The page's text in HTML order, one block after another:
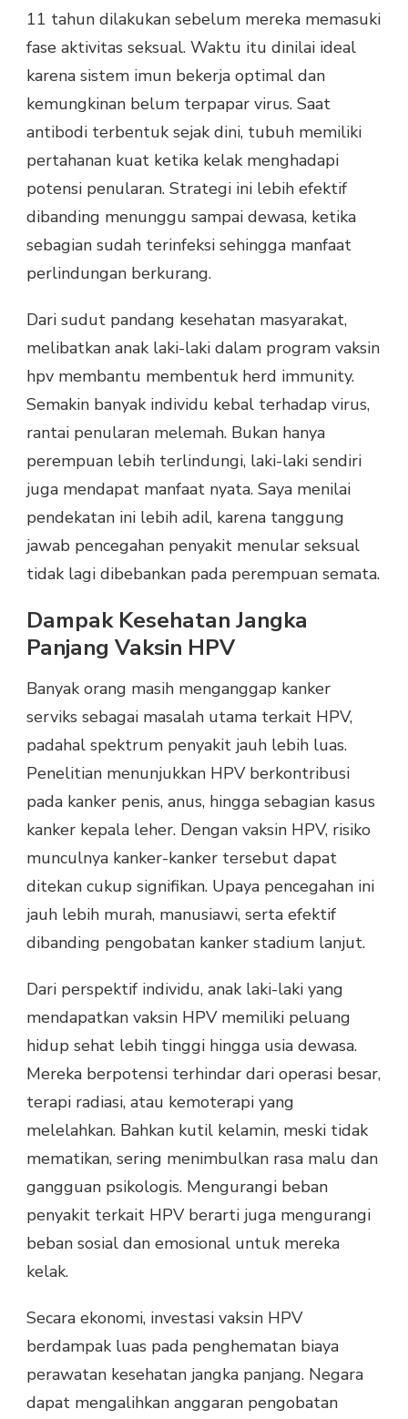
11 tahun dilakukan sebelum mereka memasuki
fase aktivitas seksual. Waktu itu dinilai ideal
karena sistem imun bekerja optimal dan
kemungkinan belum terpapar virus. Saat
antibodi terbentuk sejak dini, tubuh memiliki
pertahanan kuat ketika kelak menghadapi
potensi penularan. Strategi ini lebih efektif
dibanding menunggu sampai dewasa, ketika
sebagian sudah terinfeksi sehingga manfaat
perlindungan berkurang.
Dari sudut pandang kesehatan masyarakat,
melibatkan anak laki-laki dalam program vaksin
hpv membantu membentuk herd immunity.
Semakin banyak individu kebal terhadap virus,
rantai penularan melemah. Bukan hanya
perempuan lebih terlindungi, laki-laki sendiri
juga mendapat manfaat nyata. Saya menilai
pendekatan ini lebih adil, karena tanggung
jawab pencegahan penyakit menular seksual
tidak lagi dibebankan pada perempuan semata.
Dampak Kesehatan Jangka
Panjang Vaksin HPV
Banyak orang masih menganggap kanker
serviks sebagai masalah utama terkait HPV,
padahal spektrum penyakit jauh lebih luas.
Penelitian menunjukkan HPV berkontribusi
pada kanker penis, anus, hingga sebagian kasus
kanker kepala leher. Dengan vaksin HPV, risiko
munculnya kanker-kanker tersebut dapat
ditekan cukup signifikan. Upaya pencegahan ini
jauh lebih murah, manusiawi, serta efektif
dibanding pengobatan kanker stadium lanjut.
Dari perspektif individu, anak laki-laki yang
mendapatkan vaksin HPV memiliki peluang
hidup sehat lebih tinggi hingga usia dewasa.
Mereka berpotensi terhindar dari operasi besar,
terapi radiasi, atau kemoterapi yang
melelahkan. Bahkan kutil kelamin, meski tidak
mematikan, sering menimbulkan rasa malu dan
gangguan psikologis. Mengurangi beban
penyakit terkait HPV berarti juga mengurangi
beban sosial dan emosional untuk mereka
kelak.
Secara ekonomi, investasi vaksin HPV
berdampak luas pada penghematan biaya
perawatan kesehatan jangka panjang. Negara
dapat mengalihkan anggaran pengobatan